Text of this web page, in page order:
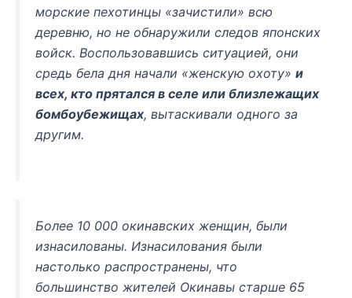
морские пехотинцы «зачистили» всю
деревню, но не обнаружили следов японских
войск. Воспользовавшись ситуацией, они
средь бела дня начали «женскую охоту» и
всех, кто прятался в селе или близлежащих
бомбоубежищах, вытаскивали одного за
другим.
Более 10 000 окинавских женщин, были
изнасилованы. Изнасилования были
настолько распространены, что
большинство жителей Окинавы старше 65